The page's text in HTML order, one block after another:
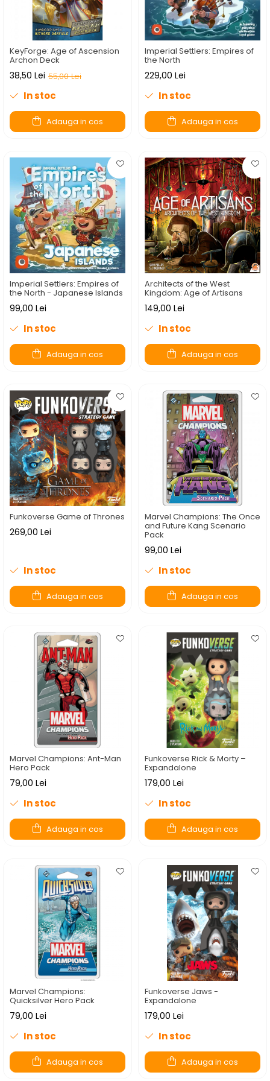
Fantastice
Aventură
SF
Amuzante
Abstracte
TOATE JOCURILE
KeyForge: Age of Ascension
Archon Deck
55,00 Lei
38,50 Lei
In stoc
Adauga in cos
Imperial Settlers: Empires of
the North
229,00 Lei
In stoc
Adauga in cos
Imperial Settlers: Empires of
the North - Japanese Islands
99,00 Lei
In stoc
Adauga in cos
Architects of the West
Kingdom: Age of Artisans
149,00 Lei
In stoc
Adauga in cos
Funkoverse Game of Thrones
269,00 Lei
In stoc
Adauga in cos
Marvel Champions: The Once
and Future Kang Scenario
Pack
99,00 Lei
In stoc
Adauga in cos
Marvel Champions: Ant-Man
Hero Pack
79,00 Lei
In stoc
Adauga in cos
Funkoverse Rick & Morty –
Expandalone
179,00 Lei
In stoc
Adauga in cos
Marvel Champions:
Quicksilver Hero Pack
79,00 Lei
In stoc
Adauga in cos
Funkoverse Jaws -
Expandalone
179,00 Lei
In stoc
Adauga in cos